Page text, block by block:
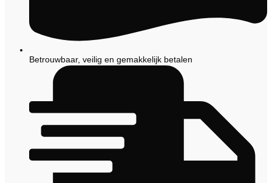
Betrouwbaar, veilig en gemakkelijk betalen